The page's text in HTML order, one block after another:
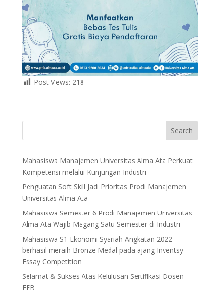
Post Views: 218
Search
Mahasiswa Manajemen Universitas Alma Ata Perkuat
Kompetensi melalui Kunjungan Industri
Penguatan Soft Skill Jadi Prioritas Prodi Manajemen
Universitas Alma Ata
Mahasiswa Semester 6 Prodi Manajemen Universitas
Alma Ata Wajib Magang Satu Semester di Industri
Mahasiswa S1 Ekonomi Syariah Angkatan 2022
berhasil meraih Bronze Medal pada ajang Inventsy
Essay Competition
Selamat & Sukses Atas Kelulusan Sertifikasi Dosen
FEB